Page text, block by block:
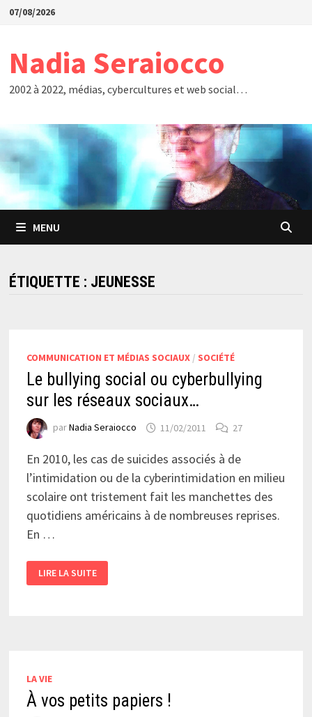
Passer
07/08/2026
Nadia Seraiocco
2002 à 2022, médias, cybercultures et web social…
MENU
ÉTIQUETTE : JEUNESSE
COMMUNICATION ET MÉDIAS SOCIAUX/ SOCIÉTÉ
Le bullying social ou cyberbullying
sur les réseaux sociaux…
parNadia Seraiocco 11/02/2011 27
En 2010, les cas de suicides associés à de
l’intimidation ou de la cyberintimidation en milieu
scolaire ont tristement fait les manchettes des
quotidiens américains à de nombreuses reprises.
En …
BULLYING
SOCIAL
LIRE LA SUITE
LA VIE
À vos petits papiers !